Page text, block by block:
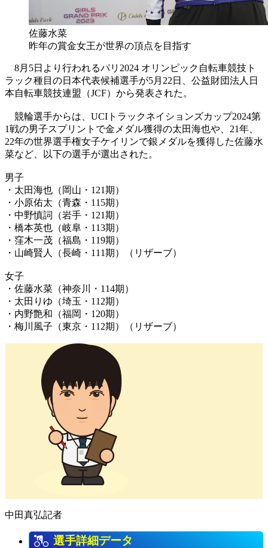
佐藤水菜
昨年の賞金女王が世界の頂点を目指す
8月5日より行われるパリ2024 オリンピック自転車競技ト
ラック種目の日本代表候補選手が5月22日、公益財団法人日
本自転車競技連盟（JCF）から発表された。
競輪選手からは、UCIトラックネイションズカップ2024第
1戦の男子スプリントで金メダル獲得の太田海也や、21年、
22年の世界選手権女子ケイリンで銀メダルを獲得した佐藤水
菜など、以下の選手が選出された。
男子
・太田海也（岡山・121期）
・小原佑太（青森・115期）
・中野慎詞（岩手・121期）
・橋本英也（岐阜・113期）
・窪木一茂（福島・119期）
・山崎賢人（長崎・111期）（リザーブ）
女子
・佐藤水菜（神奈川・114期）
・太田りゆ（埼玉・112期）
・内野艶和（福岡・120期）
・梅川風子（東京・112期）（リザーブ）
中田真弘記者
選手詳細データ